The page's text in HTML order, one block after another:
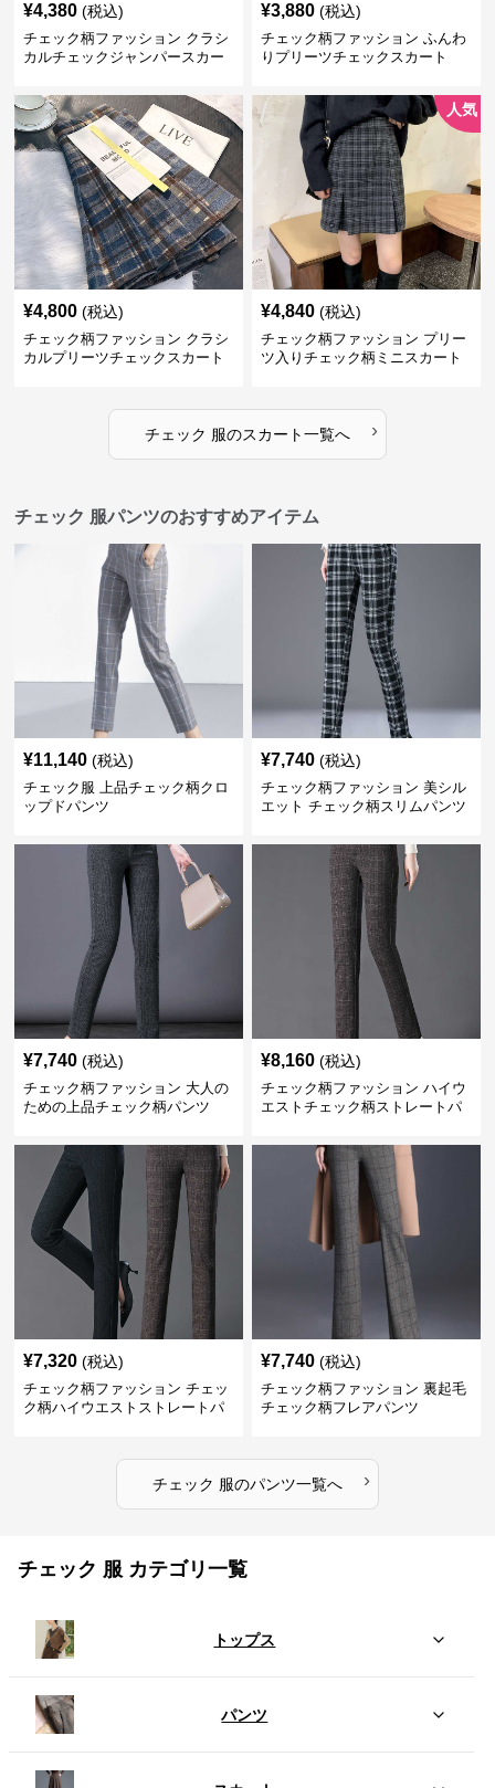
¥4,380 (税込)
チェック柄ファッション クラシ
カルチェックジャンパースカー
¥3,880 (税込)
チェック柄ファッション ふんわ
りプリーツチェックスカート
¥4,800 (税込)
チェック柄ファッション クラシ
カルプリーツチェックスカート
人気
¥4,840 (税込)
チェック柄ファッション プリー
ツ入りチェック柄ミニスカート
チェック 服のスカート一覧へ ›
チェック 服パンツのおすすめアイテム
¥11,140 (税込)
チェック服 上品チェック柄クロ
ップドパンツ
¥7,740 (税込)
チェック柄ファッション 美シル
エット チェック柄スリムパンツ
¥7,740 (税込)
チェック柄ファッション 大人の
ための上品チェック柄パンツ
¥8,160 (税込)
チェック柄ファッション ハイウ
エストチェック柄ストレートパ
¥7,320 (税込)
チェック柄ファッション チェッ
ク柄ハイウエストストレートパ
¥7,740 (税込)
チェック柄ファッション 裏起毛
チェック柄フレアパンツ
チェック 服のパンツ一覧へ ›
チェック 服 カテゴリ一覧
トップス
パンツ